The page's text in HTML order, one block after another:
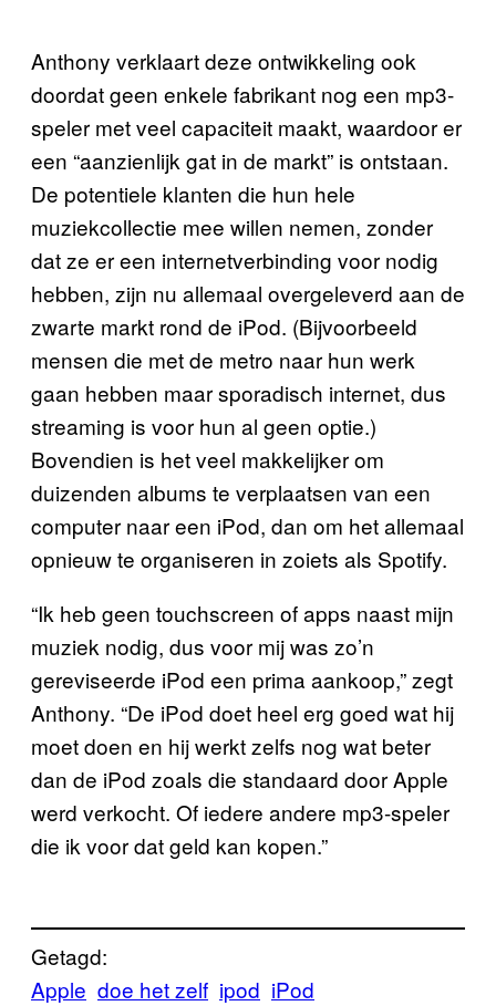
Anthony verklaart deze ontwikkeling ook
doordat geen enkele fabrikant nog een mp3-
speler met veel capaciteit maakt, waardoor er
een “aanzienlijk gat in de markt” is ontstaan.
De potentiele klanten die hun hele
muziekcollectie mee willen nemen, zonder
dat ze er een internetverbinding voor nodig
hebben, zijn nu allemaal overgeleverd aan de
zwarte markt rond de iPod. (Bijvoorbeeld
mensen die met de metro naar hun werk
gaan hebben maar sporadisch internet, dus
streaming is voor hun al geen optie.)
Bovendien is het veel makkelijker om
duizenden albums te verplaatsen van een
computer naar een iPod, dan om het allemaal
opnieuw te organiseren in zoiets als Spotify.
“Ik heb geen touchscreen of apps naast mijn
muziek nodig, dus voor mij was zo’n
gereviseerde iPod een prima aankoop,” zegt
Anthony. “De iPod doet heel erg goed wat hij
moet doen en hij werkt zelfs nog wat beter
dan de iPod zoals die standaard door Apple
werd verkocht. Of iedere andere mp3-speler
die ik voor dat geld kan kopen.”
Getagd:
Apple doe het zelf ipod iPod